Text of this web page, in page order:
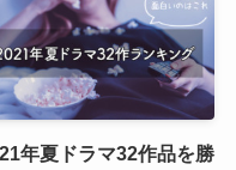
年夏ドラマ32作品を勝